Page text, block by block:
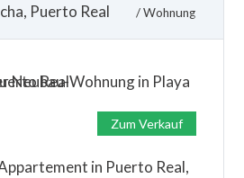
Puerto Real
/Wohnung
Zum Verkauf
in Puerto Real,